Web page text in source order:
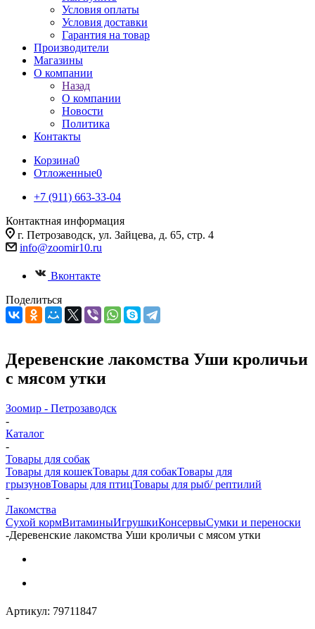
Условия оплаты
Условия доставки
Гарантия на товар
Производители
Магазины
О компании
Назад
О компании
Новости
Политика
Контакты
Корзина0
Отложенные0
+7 (911) 663-33-04
Контактная информация
г. Петрозаводск, ул. Зайцева, д. 65, стр. 4
info@zoomir10.ru
Вконтакте
Поделиться
Деревенские лакомства Уши кроличьи
с мясом утки
Зоомир - Петрозаводск
-
Каталог
-
Товары для собак
Товары для кошекТовары для собакТовары для
грызуновТовары для птицТовары для рыб/ рептилий
-
Лакомства
Cухой кормВитаминыИгрушкиКонсервыСумки и переноски
-Деревенские лакомства Уши кроличьи с мясом утки
Артикул: 79711847